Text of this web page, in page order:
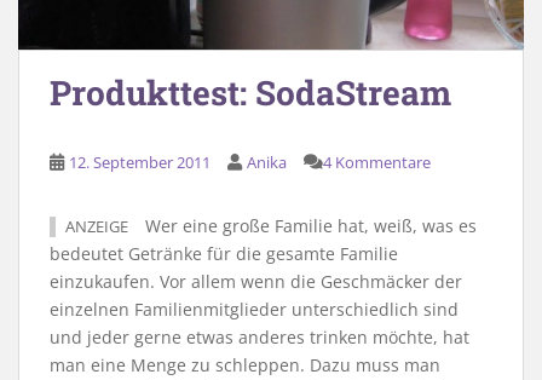
Produkttest: SodaStream
12. September 2011 Anika 4 Kommentare
ANZEIGE
Wer eine große Familie hat, weiß, was es
bedeutet Getränke für die gesamte Familie
einzukaufen. Vor allem wenn die Geschmäcker der
einzelnen Familienmitglieder unterschiedlich sind
und jeder gerne etwas anderes trinken möchte, hat
man eine Menge zu schleppen. Dazu muss man